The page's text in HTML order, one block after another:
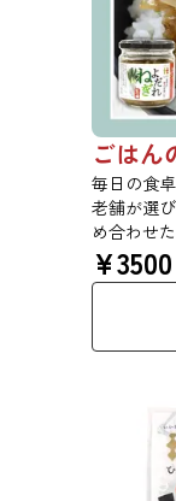
毎日の食
老舗が選
め合わせ
ごはんに
手軽に美
ちろん、
す。 ※本
く、簡易
ド：
¥3500